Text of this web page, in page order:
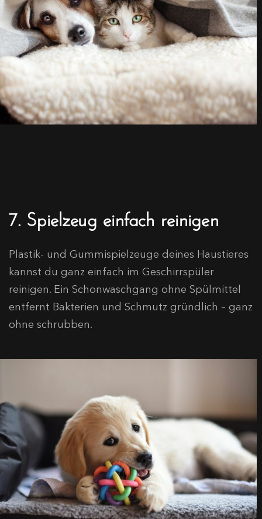
7. Spielzeug einfach reinigen
Plastik- und Gummispielzeuge deines Haustieres
kannst du ganz einfach im Geschirrspüler
reinigen. Ein Schonwaschgang ohne Spülmittel
entfernt Bakterien und Schmutz gründlich – ganz
ohne schrubben.